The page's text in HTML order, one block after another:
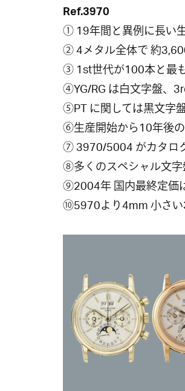
Ref.3970
① 19年間と異例に長い
② 4メタル全体で 約
③ 1st世代が100本と最
④YG/RG は白文字盤、
⑤PT に関しては黒文字
⑥生産開始から10年後
⑦ 3970/5004 がカタロ
⑧多くのスペシャル文
⑨2004年 国内最終定
⑩5970より4mm 小さ